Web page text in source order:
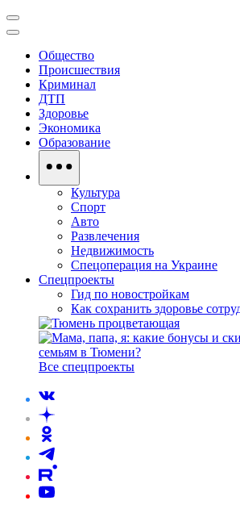
Общество
Происшествия
Криминал
ДТП
Здоровье
Экономика
Образование
Культура
Спорт
Авто
Развлечения
Недвижимость
Спецоперация на Украине
Спецпроекты
Гид по новостройкам
Как сохранить здоровье
Все спецпроекты